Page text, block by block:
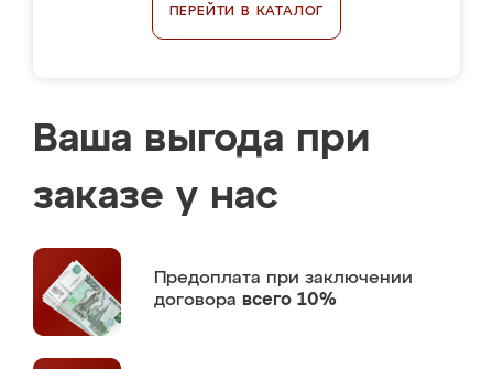
ПЕРЕЙТИ В КАТАЛОГ
Ваша выгода при
заказе у нас
Предоплата при заключении
договора всего 10%